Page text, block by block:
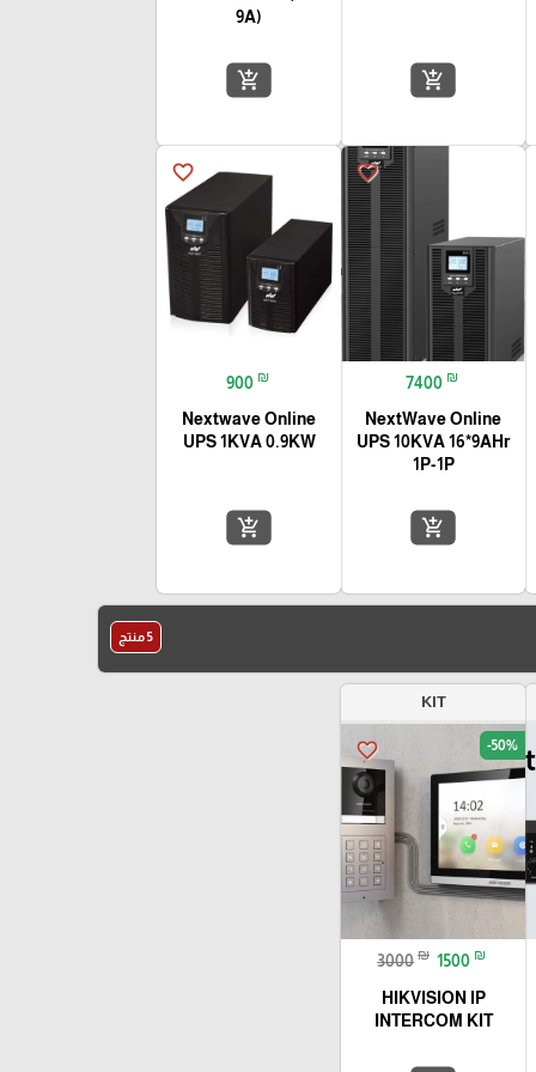
add_shopping_cart
9A)
add_shopping_cart
favorite_border
7400 ₪
NextWave Online
UPS 10KVA 16*9AHr
1P-1P
add_shopping_cart
favorite_border
900 ₪
Nextwave Online
UPS 1KVA 0.9KW
add_shopping_cart
5 منتج
KIT
favorite_border -50%
3000 ₪ 1500 ₪
HIKVISION IP
INTERCOM KIT